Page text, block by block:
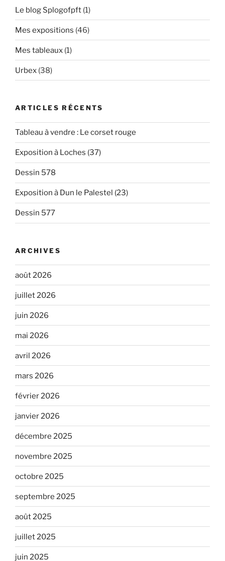
Le blog Splogofpft (1)
Mes expositions (46)
Mes tableaux (1)
Urbex (38)
ARTICLES RÉCENTS
Tableau à vendre : Le corset rouge
Exposition à Loches (37)
Dessin 578
Exposition à Dun le Palestel (23)
Dessin 577
ARCHIVES
août 2026
juillet 2026
juin 2026
mai 2026
avril 2026
mars 2026
février 2026
janvier 2026
décembre 2025
novembre 2025
octobre 2025
septembre 2025
août 2025
juillet 2025
juin 2025